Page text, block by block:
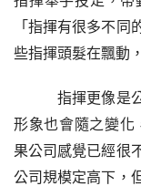
「指揮有很多不同
些指揮頭髮在飄動
指揮更像是
形象也會隨之變化
果公司感覺已經很
公司規模定高下，